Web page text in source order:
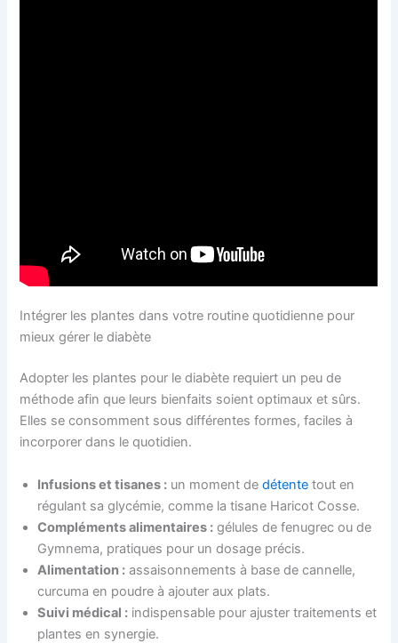
Intégrer les plantes dans votre routine quotidienne pour
mieux gérer le diabète
Adopter les plantes pour le diabète requiert un peu de
méthode afin que leurs bienfaits soient optimaux et sûrs.
Elles se consomment sous différentes formes, faciles à
incorporer dans le quotidien.
Infusions et tisanes : un moment dedétente tout en
régulant sa glycémie, comme la tisane Haricot Cosse.
Compléments alimentaires : gélules de fenugrec ou de
Gymnema, pratiques pour un dosage précis.
Alimentation : assaisonnements à base de cannelle,
curcuma en poudre à ajouter aux plats.
Suivi médical : indispensable pour ajuster traitements et
plantes en synergie.